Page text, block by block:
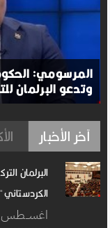
المرسومي:
وتدعو البرلمان
آخر الأخبار
البرلمان
07 اغســطس.2026 -